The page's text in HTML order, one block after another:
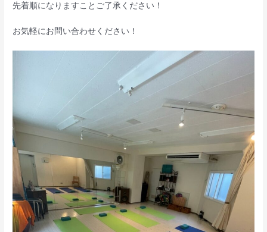
先着順になりますことご了承ください！
お気軽にお問い合わせください！